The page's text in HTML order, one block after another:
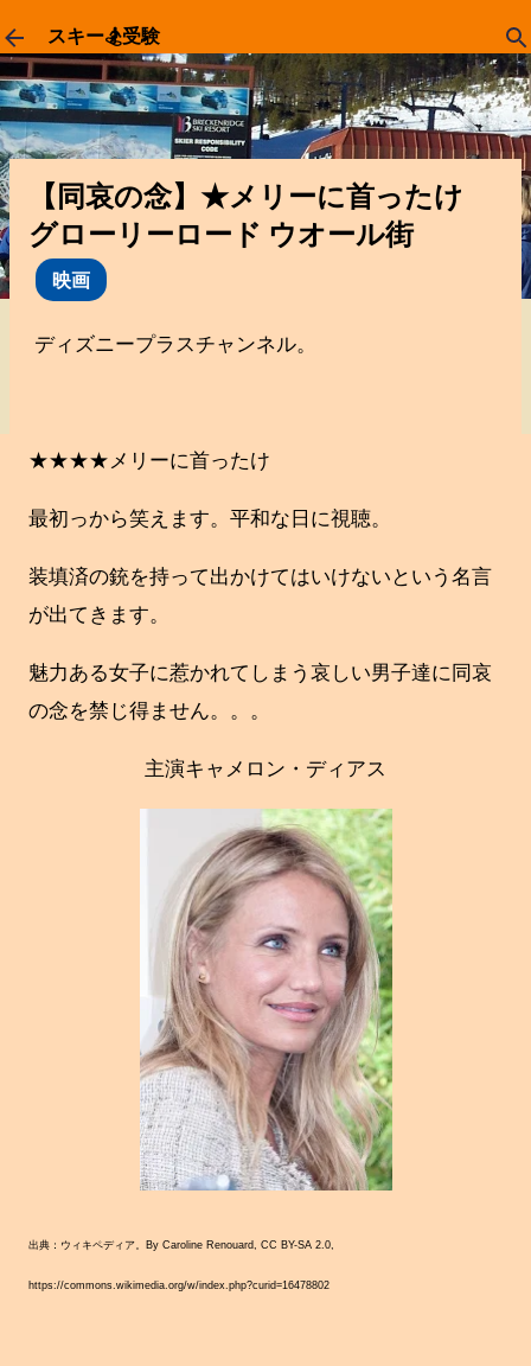
スキップしてメイン コンテンツに移動
スキー🏂受験
【同哀の念】★メリーに首ったけ
グローリーロード ウオール街
映画
ディズニープラスチャンネル。
★★★★メリーに首ったけ
最初っから笑えます。平和な日に視聴。
装填済の銃を持って出かけてはいけないという名言
が出てきます。
魅力ある女子に惹かれてしまう哀しい男子達に同哀
の念を禁じ得ません。。。
主演キャメロン・ディアス
出典：ウィキペディア。By Caroline Renouard, CC BY-SA 2.0,
https://commons.wikimedia.org/w/index.php?curid=16478802